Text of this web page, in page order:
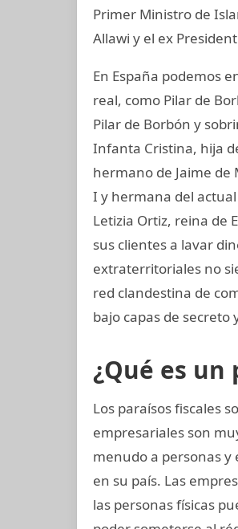
Primer Ministro de
Allawi y el ex
En España podemos
real, como Pilar de
Pilar de Borbón y
Infanta Cristina, hija
hermano de Jaime de
I y hermana del actual
Letizia Ortiz, reina de
sus clientes a lavar
extraterritoriales no
red clandestina de
bajo capas de
¿Qué es un
Los paraísos fiscales
empresariales son
menudo a personas y
en su país. Las
las personas físicas